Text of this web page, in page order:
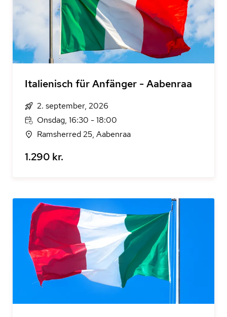
Italienisch für Anfänger - Aabenraa
2. september, 2026
Onsdag, 16:30 - 18:00
Ramsherred 25, Aabenraa
1.290 kr.